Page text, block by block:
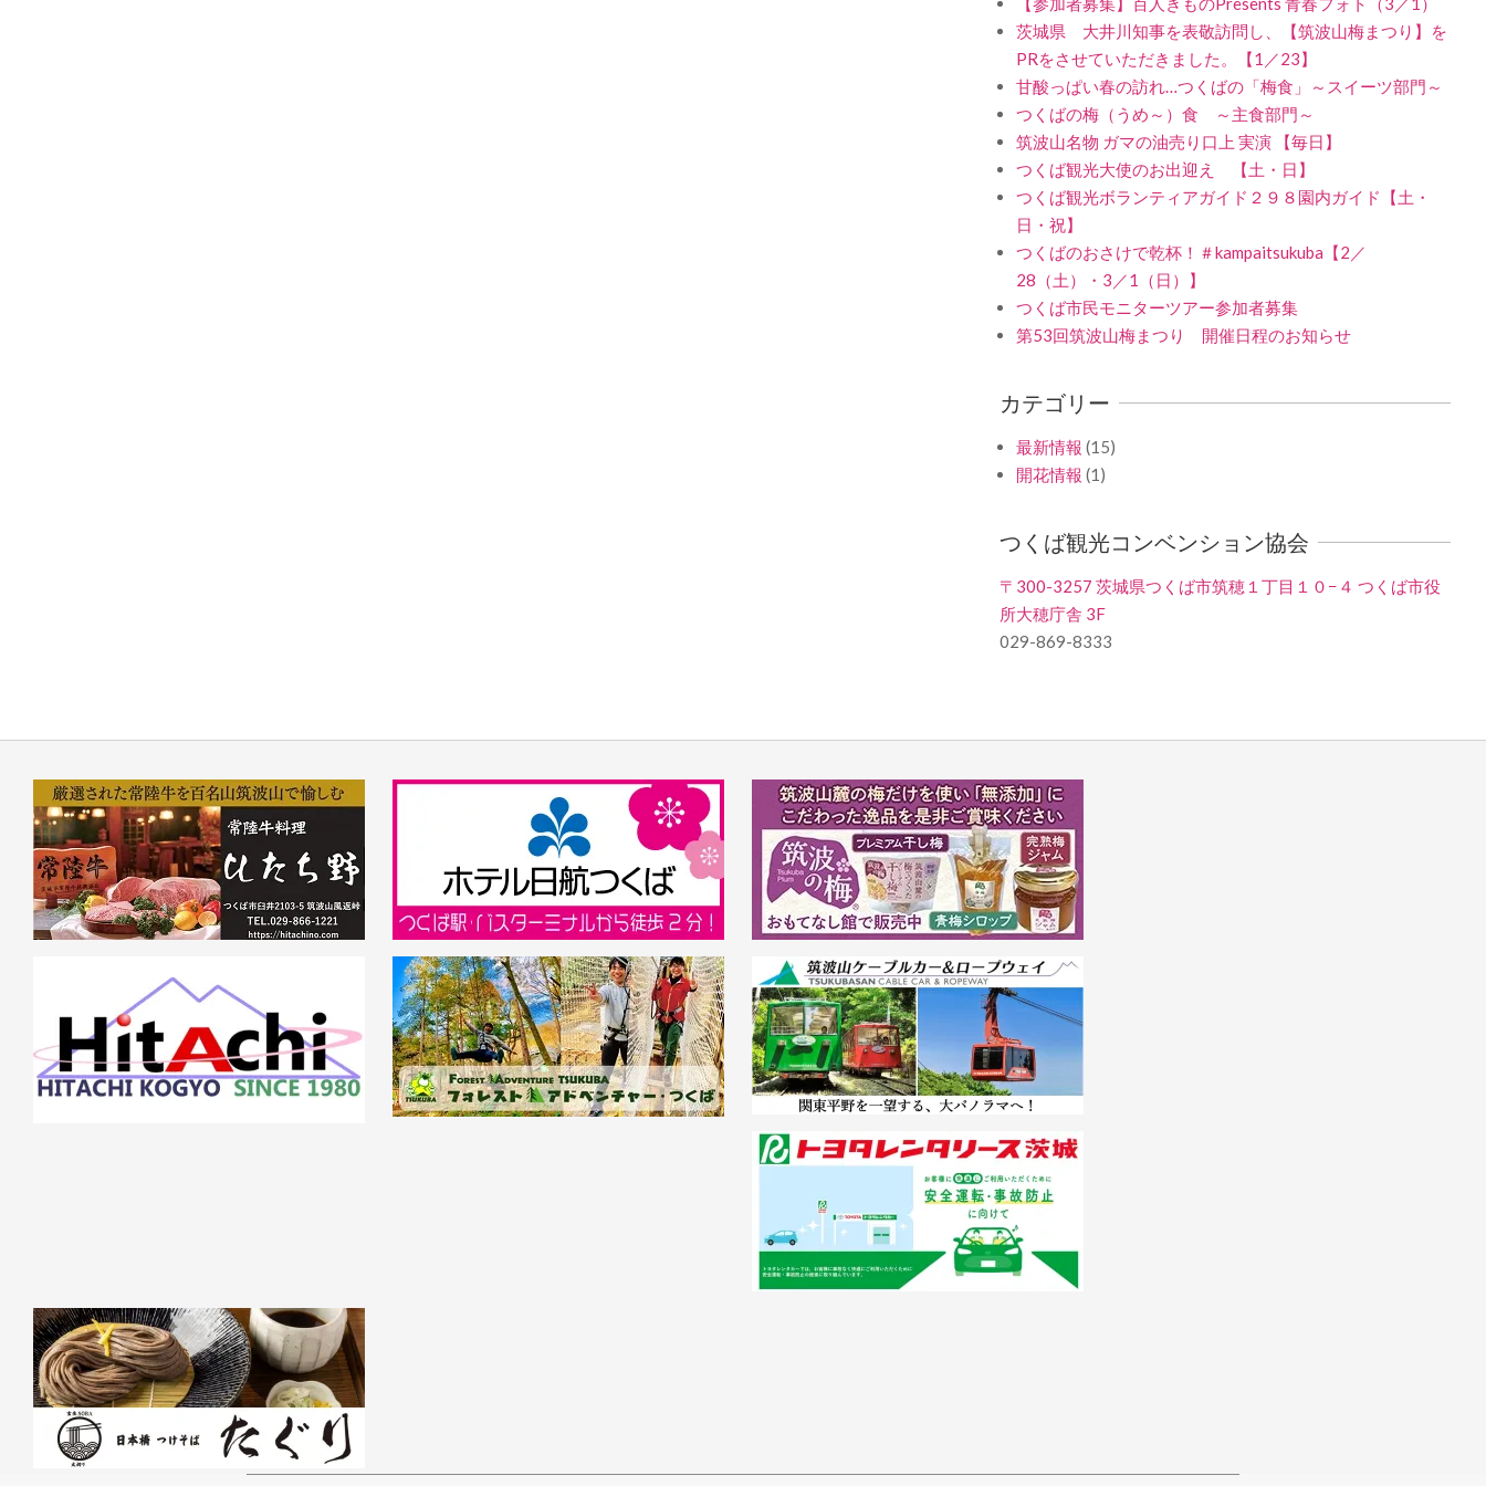
茨城県 大井川知事を表敬訪問し、【筑波山梅まつり】を
PRをさせていただきました。【1／23】
甘酸っぱい春の訪れ…つくばの「梅食」～スイーツ部門～
つくばの梅（うめ～）食 ～主食部門～
筑波山名物 ガマの油売り口上 実演 【毎日】
つくば観光大使のお出迎え 【土・日】
つくば観光ボランティアガイド２９８園内ガイド【土・
日・祝】
つくばのおさけで乾杯！＃kampaitsukuba【2／
28（土）・3／1（日）】
つくば市民モニターツアー参加者募集
第53回筑波山梅まつり 開催日程のお知らせ
カテゴリー
最新情報 (15)
開花情報 (1)
つくば観光コンベンション協会
〒300-3257 茨城県つくば市筑穂１丁目１０−４ つくば市役
所大穂庁舎 3F
029-869-8333